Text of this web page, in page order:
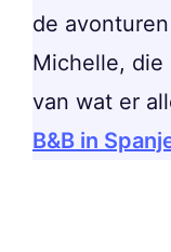
de
Michelle,
van wat er
B&B in